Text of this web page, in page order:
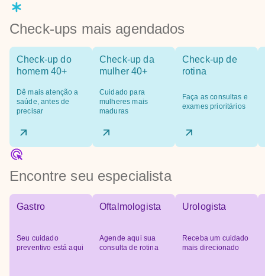
Check-ups mais agendados
Check-up do
homem 40+
Dê mais atenção a
saúde, antes de
precisar
Check-up da
mulher 40+
Cuidado para
mulheres mais
maduras
Check-up de
rotina
Faça as consultas e
exames prioritários
Encontre seu especialista
Gastro
Seu cuidado
preventivo está aqui
Oftalmologista
Agende aqui sua
consulta de rotina
Urologista
Receba um cuidado
mais direcionado